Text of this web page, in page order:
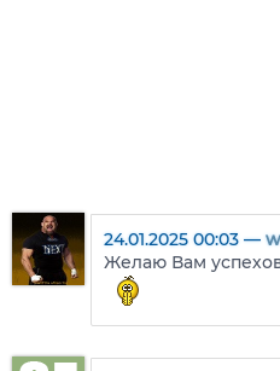
24.01.2025 00:03 —
Желаю Вам